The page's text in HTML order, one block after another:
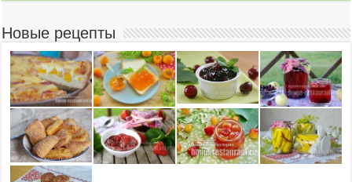
Новые рецепты